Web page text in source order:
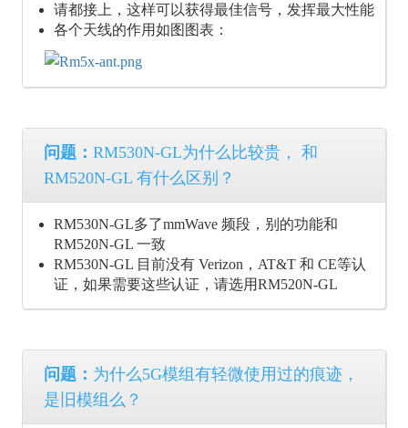
请都接上，这样可以获得最佳信号，发挥最大性能
各个天线的作用如图图表：
问题： RM530N-GL为什么比较贵， 和
RM520N-GL 有什么区别？
RM530N-GL多了mmWave 频段，别的功能和
RM520N-GL 一致
RM530N-GL 目前没有 Verizon，AT&T 和 CE等认
证，如果需要这些认证，请选用RM520N-GL
问题： 为什么5G模组有轻微使用过的痕迹，
是旧模组么？